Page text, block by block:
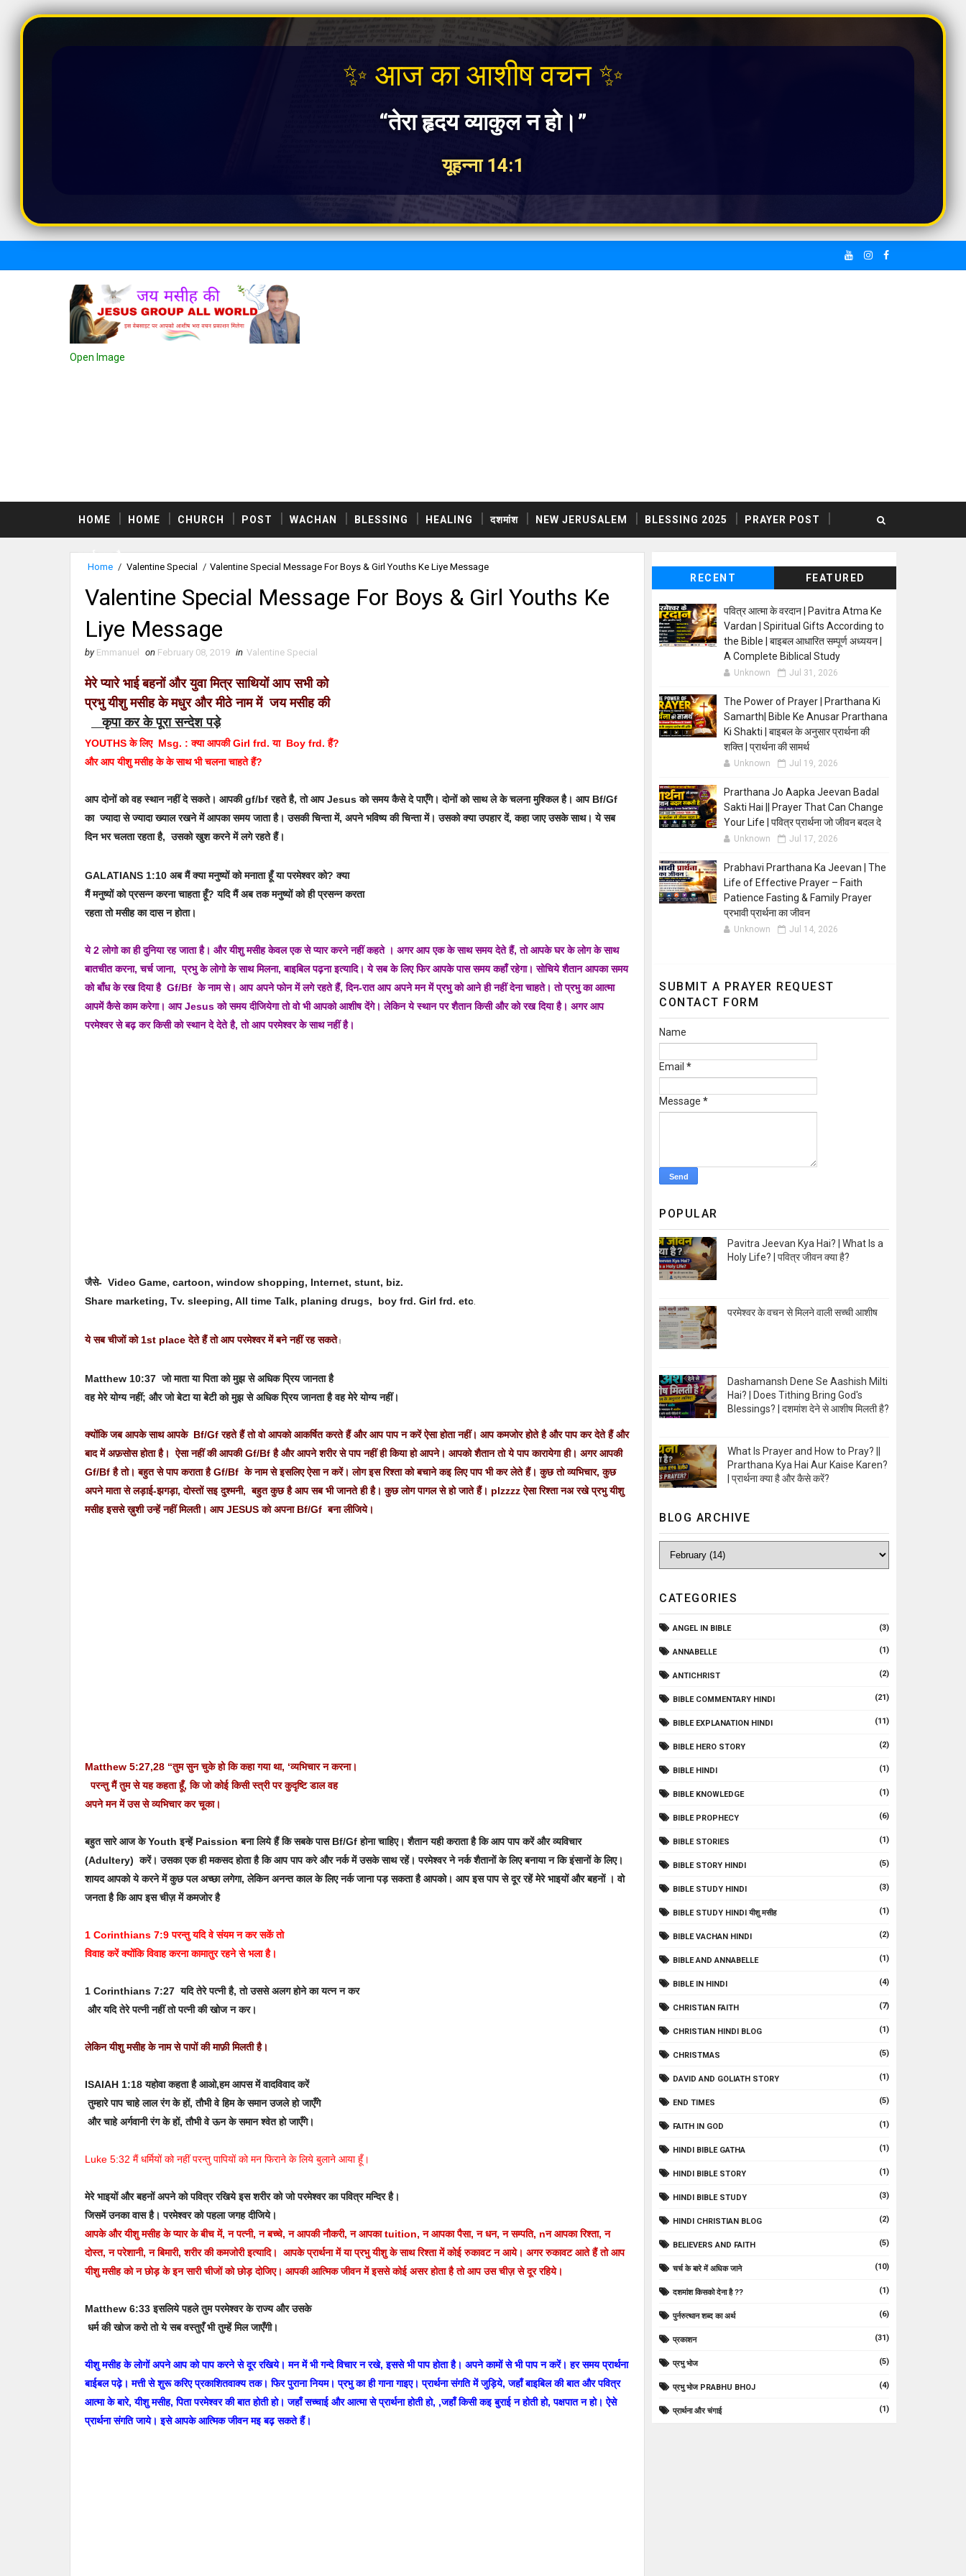
✨ आज का आशीष वचन ✨
“तेरा हृदय व्याकुल न हो।”
यूहन्ना 14:1
Open Image
HOME HOME CHURCH POST WACHAN BLESSING HEALING दशमांश NEW JERUSALEM BLESSING 2025 PRAYER POST
स्वर्ग क्या है
Home / Valentine Special / Valentine Special Message For Boys & Girl Youths Ke Liye Message
Valentine Special Message For Boys & Girl Youths Ke
Liye Message
by Emmanuel on February 08, 2019 in Valentine Special
मेरे प्यारे भाई बहनों और युवा मित्र साथियों आप सभी को
प्रभु यीशु मसीह के मधुर और मीठे नाम में जय मसीह की
कृपा कर के पूरा सन्देश पड़े
YOUTHS के लिए Msg. : क्या आपकी Girl frd. या Boy frd. हैं?
और आप यीशु मसीह के के साथ भी चलना चाहते हैं?
आप दोनों को वह स्थान नहीं दे सकते। आपकी gf/bf रहते है, तो आप Jesus को समय कैसे दे पाएँगे। दोनों को साथ ले के चलना मुश्किल है। आप Bf/Gf
का ज्यादा से ज्यादा ख्याल रखने में आपका समय जाता है। उसकी चिन्ता में, अपने भविष्य की चिन्ता में। उसको क्या उपहार दें, कहा जाए उसके साथ। ये सब
दिन भर चलता रहता है, उसको खुश करने में लगे रहते हैं।
GALATIANS 1:10 अब मैं क्या मनुष्यों को मनाता हूँ या परमेश्वर को? क्या
मैं मनुष्यों को प्रसन्न करना चाहता हूँ? यदि मैं अब तक मनुष्यों को ही प्रसन्न करता
रहता तो मसीह का दास न होता।
ये 2 लोगो का ही दुनिया रह जाता है। और यीशु मसीह केवल एक से प्यार करने नहीं कहते । अगर आप एक के साथ समय देते हैं, तो आपके घर के लोग के साथ
बातचीत करना, चर्च जाना, प्रभु के लोगो के साथ मिलना, बाइबिल पढ़ना इत्यादि। ये सब के लिए फिर आपके पास समय कहाँ रहेगा। सोचिये शैतान आपका समय
को बाँध के रख दिया है Gf/Bf के नाम से। आप अपने फोन में लगे रहते हैं, दिन-रात आप अपने मन में प्रभु को आने ही नहीं देना चाहते। तो प्रभु का आत्मा
आपमें कैसे काम करेगा। आप Jesus को समय दीजियेगा तो वो भी आपको आशीष देंगे। लेकिन ये स्थान पर शैतान किसी और को रख दिया है। अगर आप
परमेश्वर से बढ़ कर किसी को स्थान दे देते है, तो आप परमेश्वर के साथ नहीं है।
जैसे- Video Game, cartoon, window shopping, Internet, stunt, biz.
Share marketing, Tv. sleeping, All time Talk, planing drugs, boy frd. Girl frd. etc
ये सब चीजों को 1st place देते हैंतो आप परमेश्वर में बने नहीं रह सकते।
Matthew 10:37 जो माता या पिता को मुझ से अधिक प्रिय जानता है
वह मेरे योग्य नहीं; और जो बेटा या बेटी को मुझ से अधिक प्रिय जानता है वह मेरे योग्य नहीं।
क्योंकि जब आपके साथ आपके Bf/Gf रहते हैं तो वो आपको आकर्षित करते हैं और आप पाप न करें ऐसा होता नहीं। आप कमजोर होते है और पाप कर देते हैं और
बाद में अफ़सोस होता है। ऐसा नहीं की आपकी Gf/Bf है और आपने शरीर से पाप नहीं ही किया हो आपने। आपको शैतान तो ये पाप कारायेगा ही। अगर आपकी
Gf/Bf है तो। बहुत से पाप कराता है Gf/Bf के नाम से इसलिए ऐसा न करें। लोग इस रिश्ता को बचाने कइ लिए पाप भी कर लेते हैं। कुछ तो व्यभिचार, कुछ
अपने माता से लड़ाई-झगड़ा, दोस्तों सइ दुश्मनी, बहुत कुछ है आप सब भी जानते ही है। कुछ लोग पागल से हो जाते हैं। plzzzz ऐसा रिश्ता नअ रखे प्रभु यीशु
मसीह इससे ख़ुशी उन्हें नहीं मिलती। आप JESUS को अपना Bf/Gf बना लीजिये।
Matthew 5:27,28 “तुम सुन चुके हो कि कहा गया था, ‘व्यभिचार न करना।
परन्तु मैं तुम से यह कहता हूँ, कि जो कोई किसी स्त्री पर कुदृष्टि डाल वह
अपने मन में उस से व्यभिचार कर चूका।
बहुत सारे आज के Youth इन्हें Paission बना लिये हैं कि सबके पास Bf/Gf होना चाहिए। शैतान यही कराता है कि आप पाप करें और व्यविचार
(Adultery) करें। उसका एक ही मकसद होता है कि आप पाप करे और नर्क में उसके साथ रहें। परमेश्वर ने नर्क शैतानों के लिए बनाया न कि इंसानों के लिए।
शायद आपको ये करने में कुछ पल अच्छा लगेगा, लेकिन अनन्त काल के लिए नर्क जाना पड़ सकता है आपको। आप इस पाप से दूर रहें मेरे भाइयों और बहनों । वो
जनता है कि आप इस चीज़ में कमजोर है
1 Corinthians 7:9 परन्तु यदि वे संयम न कर सकें तो
विवाह करें क्योंकि विवाह करना कामातुर रहने से भला है।
1 Corinthians 7:27 यदि तेरे पत्नी है, तो उससे अलग होने का यत्न न कर
और यदि तेरे पत्नी नहीं तो पत्नी की खोज न कर।
लेकिन यीशु मसीह के नाम से पापों की माफ़ी मिलती है।
ISAIAH 1:18 यहोवा कहता है आओ,हम आपस में वादविवाद करें
तुम्हारे पाप चाहे लाल रंग के हों, तौभी वे हिम के समान उजले हो जाएँगे
और चाहे अर्गवानी रंग के हों, तौभी वे ऊन के समान श्वेत हो जाएँगे।
Luke 5:32 मैं धर्मियों को नहीं परन्तु पापियों को मन फिराने के लिये बुलाने आया हूँ।
मेरे भाइयों और बहनों अपने को पवित्र रखिये इस शरीर को जो परमेश्वर का पवित्र मन्दिर है।
जिसमें उनका वास है। परमेश्वर को पहला जगह दीजिये।
आपके और यीशु मसीह के प्यार के बीच में, न पत्नी, न बच्चे, न आपकी नौकरी, न आपका tuition, न आपका पैसा, न धन, न सम्पति, nन आपका रिश्ता, न
दोस्त, न परेशानी, न बिमारी, शरीर की कमजोरी इत्यादि। आपके प्रार्थना में या प्रभु यीशु के साथ रिश्ता में कोई रुकावट न आये। अगर रुकावट आते हैं तो आप
यीशु मसीह को न छोड़ के इन सारी चीजों को छोड़ दोजिए। आपकी आत्मिक जीवन में इससे कोई असर होता है तो आप उस चीज़ से दूर रहिये।
Matthew 6:33 इसलिये पहले तुम परमेश्वर के राज्य और उसके
धर्म की खोज करो तो ये सब वस्तुएँ भी तुम्हें मिल जाएँगी।
यीशु मसीह के लोगों अपने आप को पाप करने से दूर रखिये। मन में भी गन्दे विचार न रखे, इससे भी पाप होता है। अपने कामों से भी पाप न करें। हर समय प्रार्थना
बाईबल पढ़े। मत्ती से शुरू करिए प्रकाशितवाक्य तक। फिर पुराना नियम। प्रभु का ही गाना गाइए। प्रार्थना संगति में जुड़िये, जहाँ बाइबिल की बात और पवित्र
आत्मा के बारे, यीशु मसीह, पिता परमेश्वर की बात होती हो। जहाँ सच्चाई और आत्मा से प्रार्थना होती हो, ,जहाँ किसी कइ बुराई न होती हो, पक्षपात न हो। ऐसे
प्रार्थना संगति जाये। इसे आपके आत्मिक जीवन मइ बढ़ सकते हैं।
RECENT FEATURED
पवित्र आत्मा के वरदान | Pavitra Atma Ke
Vardan | Spiritual Gifts According to
the Bible | बाइबल आधारित सम्पूर्ण अध्ययन |
A Complete Biblical Study
Unknown Jul 31, 2026
The Power of Prayer | Prarthana Ki
Samarth| Bible Ke Anusar Prarthana
Ki Shakti | बाइबल के अनुसार प्रार्थना की
शक्ति | प्रार्थना की सामर्थ
Unknown Jul 19, 2026
Prarthana Jo Aapka Jeevan Badal
Sakti Hai || Prayer That Can Change
Your Life | पवित्र प्रार्थना जो जीवन बदल दे
Unknown Jul 17, 2026
Prabhavi Prarthana Ka Jeevan | The
Life of Effective Prayer – Faith
Patience Fasting & Family Prayer
प्रभावी प्रार्थना का जीवन
Unknown Jul 14, 2026
SUBMIT A PRAYER REQUEST
CONTACT FORM
Name
Email *
Message *
POPULAR
Pavitra Jeevan Kya Hai? | What Is a
Holy Life? | पवित्र जीवन क्या है?
परमेश्वर के वचन से मिलने वाली सच्ची आशीष
Dashamansh Dene Se Aashish Milti
Hai? | Does Tithing Bring God's
Blessings? | दशमांश देने से आशीष मिलती है?
What Is Prayer and How to Pray? ||
Prarthana Kya Hai Aur Kaise Karen?
| प्रार्थना क्या है और कैसे करें?
BLOG ARCHIVE
CATEGORIES
ANGEL IN BIBLE (3)
ANNABELLE (1)
ANTICHRIST (2)
BIBLE COMMENTARY HINDI (21)
BIBLE EXPLANATION HINDI (11)
BIBLE HERO STORY (2)
BIBLE HINDI (1)
BIBLE KNOWLEDGE (1)
BIBLE PROPHECY (6)
BIBLE STORIES (1)
BIBLE STORY HINDI (5)
BIBLE STUDY HINDI (3)
BIBLE STUDY HINDI यीशु मसीह (1)
BIBLE VACHAN HINDI (2)
BIBLE AND ANNABELLE (1)
BIBLE IN HINDI (4)
CHRISTIAN FAITH (7)
CHRISTIAN HINDI BLOG (1)
CHRISTMAS (5)
DAVID AND GOLIATH STORY (1)
END TIMES (5)
FAITH IN GOD (1)
HINDI BIBLE GATHA (1)
HINDI BIBLE STORY (1)
HINDI BIBLE STUDY (3)
HINDI CHRISTIAN BLOG (2)
BELIEVERS AND FAITH (5)
चर्च के बारे में अधिक जाने (10)
दशमांश किसको देना है ?? (1)
पुर्नरुत्थान शब्द का अर्थ (6)
प्रकाशन (31)
प्रभु भोज (5)
प्रभु भोज PRABHU BHOJ (4)
प्रार्थना और चंगाई (1)